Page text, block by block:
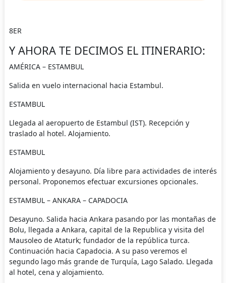
8ER
Y AHORA TE DECIMOS EL ITINERARIO:
AMÉRICA – ESTAMBUL
Salida en vuelo internacional hacia Estambul.
ESTAMBUL
Llegada al aeropuerto de Estambul (IST). Recepción y
traslado al hotel. Alojamiento.
ESTAMBUL
Alojamiento y desayuno. Día libre para actividades de interés
personal. Proponemos efectuar excursiones opcionales.
ESTAMBUL – ANKARA – CAPADOCIA
Desayuno. Salida hacia Ankara pasando por las montañas de
Bolu, llegada a Ankara, capital de la Republica y visita del
Mausoleo de Ataturk; fundador de la república turca.
Continuación hacia Capadocia. A su paso veremos el
segundo lago más grande de Turquía, Lago Salado. Llegada
al hotel, cena y alojamiento.